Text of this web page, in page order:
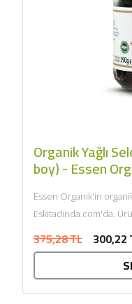
Organik Yağlı
boy) - Essen
Essen Organik'in
Eskitadında.com'da.
onaylıdır. ECOCERT
375,28 TL 300,22